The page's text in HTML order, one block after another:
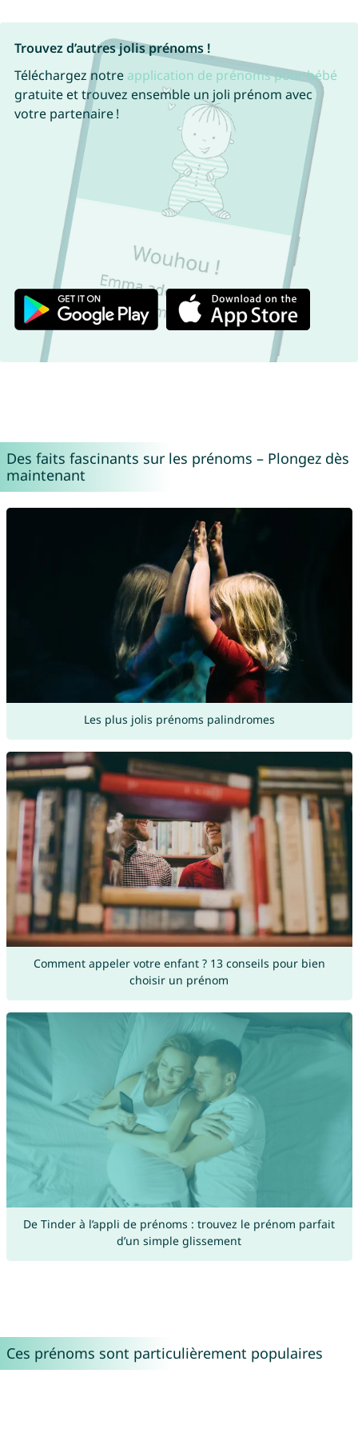
Trouvez d’autres jolis prénoms !
Téléchargez notre application de prénoms pour bébé
gratuite et trouvez ensemble un joli prénom avec
votre partenaire !
Des faits fascinants sur les prénoms – Plongez dès
maintenant
Les plus jolis prénoms palindromes
Comment appeler votre enfant ? 13 conseils pour bien
choisir un prénom
De Tinder à l’appli de prénoms : trouvez le prénom parfait
d’un simple glissement
Ces prénoms sont particulièrement populaires